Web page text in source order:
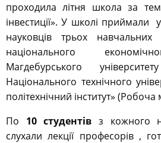
проходила літня школа за
інвестиції». У школі приймали
науковців трьох навчальних
національного
Магдебурського
Національного технічного
політехнічний інститут» (Робоча
По 10 студентів з кожного
слухали лекції професорів ,